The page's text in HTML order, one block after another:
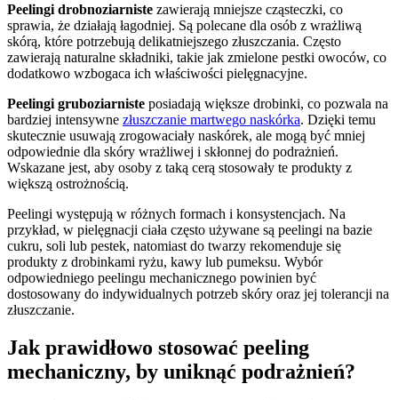
Peelingi drobnoziarniste zawierają mniejsze cząsteczki, co
sprawia, że działają łagodniej. Są polecane dla osób z wrażliwą
skórą, które potrzebują delikatniejszego złuszczania. Często
zawierają naturalne składniki, takie jak zmielone pestki owoców, co
dodatkowo wzbogaca ich właściwości pielęgnacyjne.
Peelingi gruboziarniste posiadają większe drobinki, co pozwala na
bardziej intensywne złuszczanie martwego naskórka. Dzięki temu
skutecznie usuwają zrogowaciały naskórek, ale mogą być mniej
odpowiednie dla skóry wrażliwej i skłonnej do podrażnień.
Wskazane jest, aby osoby z taką cerą stosowały te produkty z
większą ostrożnością.
Peelingi występują w różnych formach i konsystencjach. Na
przykład, w pielęgnacji ciała często używane są peelingi na bazie
cukru, soli lub pestek, natomiast do twarzy rekomenduje się
produkty z drobinkami ryżu, kawy lub pumeksu. Wybór
odpowiedniego peelingu mechanicznego powinien być
dostosowany do indywidualnych potrzeb skóry oraz jej tolerancji na
złuszczanie.
Jak prawidłowo stosować peeling
mechaniczny, by uniknąć podrażnień?